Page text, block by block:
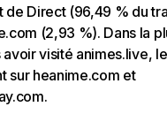
de Direct (96,49 % du
(2,93 %). Dans la
visité animes.live,
sur heanime.com et